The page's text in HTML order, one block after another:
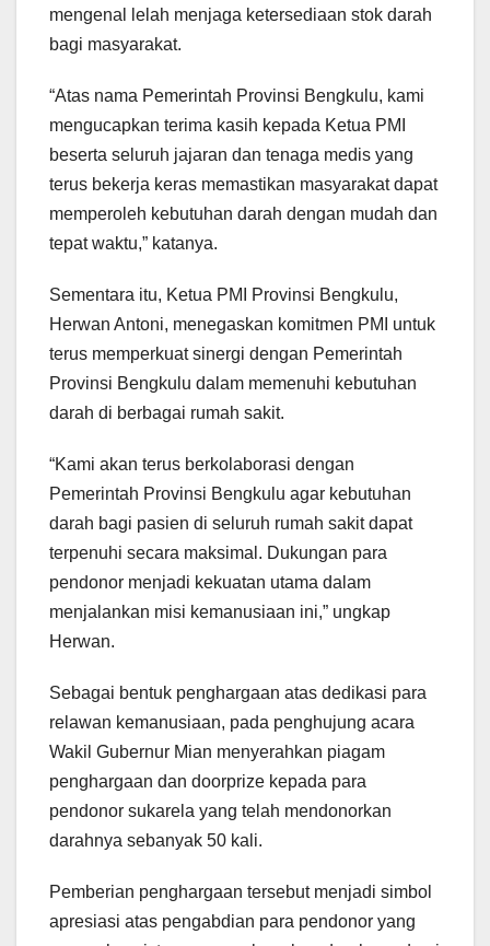
mengenal lelah menjaga ketersediaan stok darah
bagi masyarakat.
“Atas nama Pemerintah Provinsi Bengkulu, kami
mengucapkan terima kasih kepada Ketua PMI
beserta seluruh jajaran dan tenaga medis yang
terus bekerja keras memastikan masyarakat dapat
memperoleh kebutuhan darah dengan mudah dan
tepat waktu,” katanya.
Sementara itu, Ketua PMI Provinsi Bengkulu,
Herwan Antoni, menegaskan komitmen PMI untuk
terus memperkuat sinergi dengan Pemerintah
Provinsi Bengkulu dalam memenuhi kebutuhan
darah di berbagai rumah sakit.
“Kami akan terus berkolaborasi dengan
Pemerintah Provinsi Bengkulu agar kebutuhan
darah bagi pasien di seluruh rumah sakit dapat
terpenuhi secara maksimal. Dukungan para
pendonor menjadi kekuatan utama dalam
menjalankan misi kemanusiaan ini,” ungkap
Herwan.
Sebagai bentuk penghargaan atas dedikasi para
relawan kemanusiaan, pada penghujung acara
Wakil Gubernur Mian menyerahkan piagam
penghargaan dan doorprize kepada para
pendonor sukarela yang telah mendonorkan
darahnya sebanyak 50 kali.
Pemberian penghargaan tersebut menjadi simbol
apresiasi atas pengabdian para pendonor yang